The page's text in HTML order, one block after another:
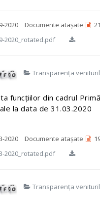
2020 Documente atașate
2020_rotated.pdf
Transparența
funcțiilor din cadrul
la data de 31.03.2020
2020 Documente atașate
2020_rotated.pdf
Transparența